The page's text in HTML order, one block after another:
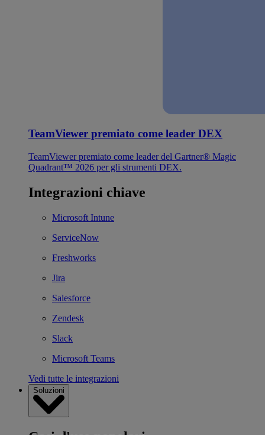
TeamViewer premiato come leader DEX
TeamViewer premiato come leader del Gartner® Magic
Quadrant™ 2026 per gli strumenti DEX.
Integrazioni chiave
Microsoft Intune
ServiceNow
Freshworks
Jira
Salesforce
Zendesk
Slack
Microsoft Teams
Vedi tutte le integrazioni
Soluzioni